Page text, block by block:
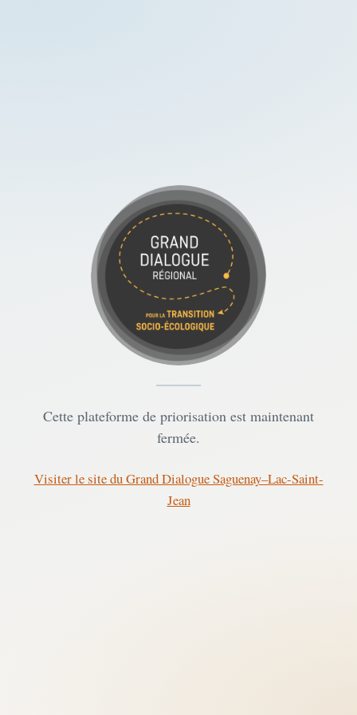
Cette plateforme de priorisation est maintenant
fermée.
Visiter le site du Grand Dialogue Saguenay–Lac-Saint-
Jean